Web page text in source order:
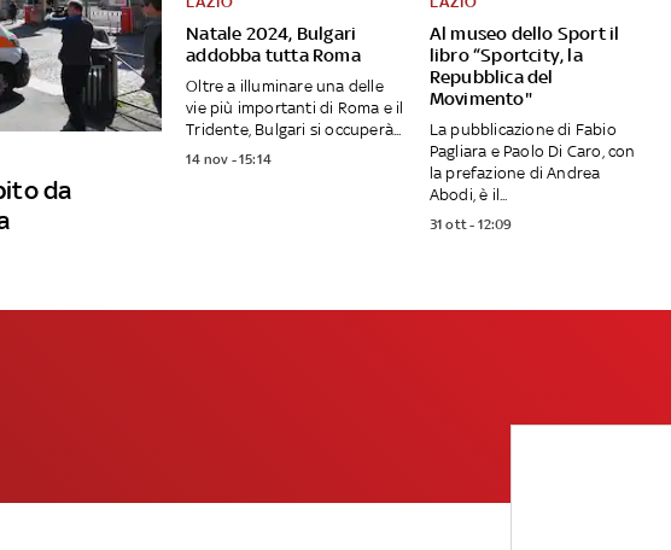
da
Natale 2024, Bulgari
addobba tutta Roma
Oltre a illuminare una delle
vie più importanti di Roma e il
Tridente, Bulgari si occuperà...
14 nov - 15:14
Al museo dello Sport il
libro “Sportcity, la
Repubblica del
Movimento"
La pubblicazione di Fabio
Pagliara e Paolo Di Caro, con
la prefazione di Andrea
Abodi, è il...
31 ott - 12:09